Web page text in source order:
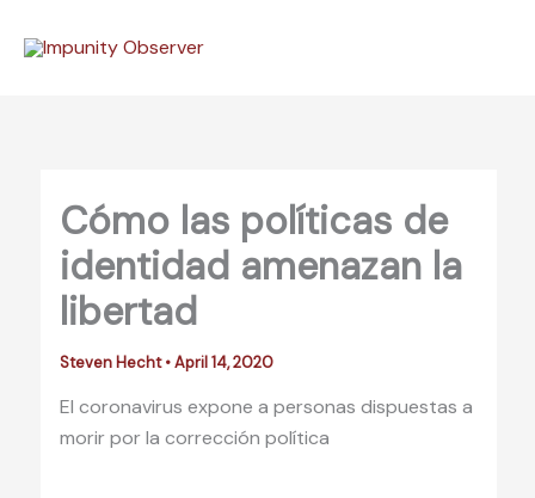
Cómo las políticas de
identidad amenazan la
libertad
Steven Hecht•April 14, 2020
El coronavirus expone a personas dispuestas a
morir por la corrección política